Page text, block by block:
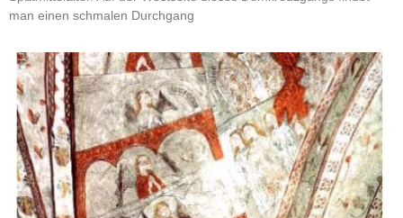
man einen schmalen Durchgang